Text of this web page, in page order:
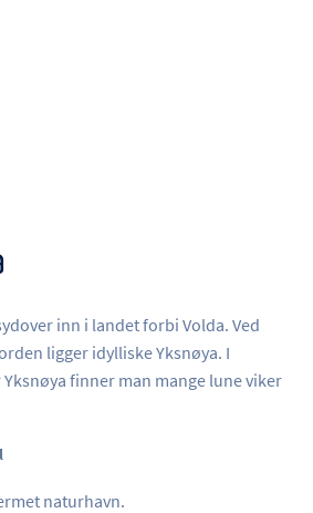
inn i landet forbi Volda. Ved
ligger idylliske Yksnøya. I
finner man mange lune viker
naturhavn.